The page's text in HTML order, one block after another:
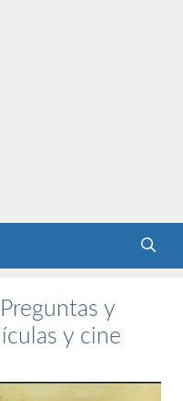
y
y cine